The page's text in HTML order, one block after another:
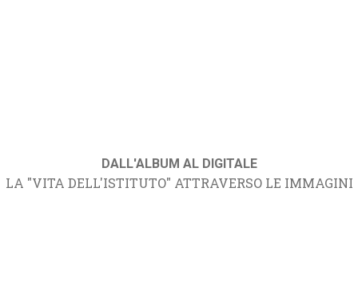
DALL'ALBUM AL DIGITALE
LA "VITA DELL'ISTITUTO" ATTRAVERSO LE IMMAGINI